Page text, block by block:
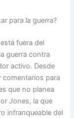
para la guerra?
fuera del
guerra contra
activo. Desde
comentarios para
que no planea
Jones, la que
infranqueable del